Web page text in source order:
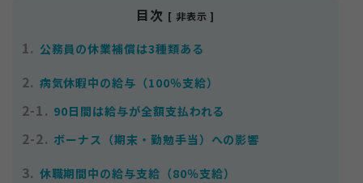
目次 [ 非表示 ]
1. 公務員の休業補償は3種類ある
2. 病気休暇中の給与（100％支給）
2-1. 90日間は給与が全額支払われる
2-2. ボーナス（期末・勤勉手当）への影響
3. 休職期間中の給与支給（80％支給）